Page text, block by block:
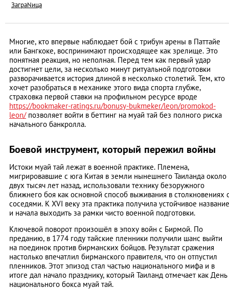
ЗаграNица
Многие, кто впервые наблюдает бой с трибун арены в Паттайе
или Бангкоке, воспринимают происходящее как зрелище. Это
понятная реакция, но неполная. Перед тем как первый удар
достигнет цели, за несколько минут ритуальной подготовки
разворачивается история длиной в несколько столетий. Тем, кто
хочет разобраться в механике этого вида спорта глубже,
страховка первой ставки на профильном ресурсе вроде
https://bookmaker-ratings.ru/bonusy-bukmeker/leon/promokod-
leon/позволяет войти в беттинг на муай тай без полного риска
начального банкролла.
Боевой инструмент, который пережил войны
Истоки муай тай лежат в военной практике. Племена,
мигрировавшие с юга Китая в земли нынешнего Таиланда около
двух тысяч лет назад, использовали технику безоружного
ближнего боя как основной способ выживания в столкновениях
соседями. К XVI веку эта практика получила устойчивое название
и начала выходить за рамки чисто военной подготовки.
Ключевой поворот произошёл в эпоху войн с Бирмой. По
преданию, в 1774 году тайские пленники получили шанс выйти
на поединок против бирманских бойцов. Результат сражения
настолько впечатлил бирманского правителя, что он отпустил
пленников. Этот эпизод стал частью национального мифа и в
итоге дал начало празднику, который Таиланд отмечает как День
национального бокса муай тай.